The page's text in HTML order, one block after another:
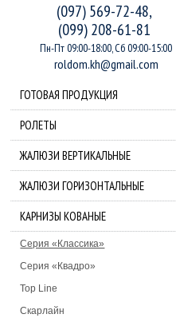
(097) 569-72-48,
(099) 208-61-81
Пн-Пт 09:00-18:00, Сб 09:00-15:00
roldom.kh@gmail.com
ГОТОВАЯ ПРОДУКЦИЯ
РОЛЕТЫ
ЖАЛЮЗИ ВЕРТИКАЛЬНЫЕ
ЖАЛЮЗИ ГОРИЗОНТАЛЬНЫЕ
КАРНИЗЫ КОВАНЫЕ
Серия «Классика»
Серия «Квадро»
Top Line
Скарлайн